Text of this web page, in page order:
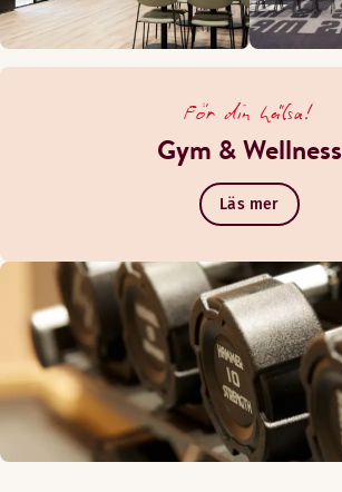
För din hälsa!
Gym & Wellness
Läs mer